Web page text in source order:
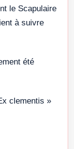
le Scapulaire
à suivre
été
clementis »